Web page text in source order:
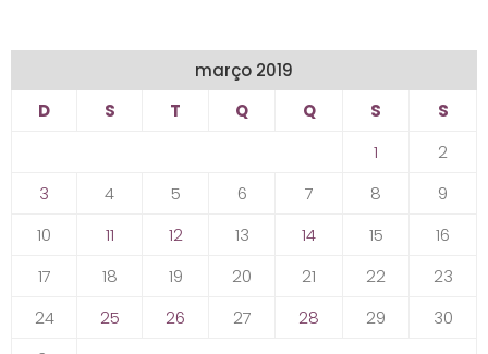
março 2019
D
S T Q Q S
S
1
2
3
4 5 6 7 8
9
10
11 12 13 14 15
16
17
18 19 20 21 22
23
24
25 26 27 28 29
30